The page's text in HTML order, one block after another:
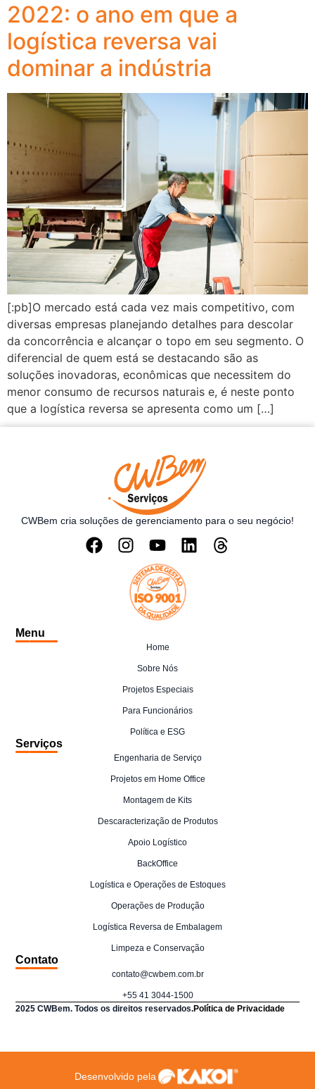
2022: o ano em que a
logística reversa vai
dominar a indústria
[:pb]O mercado está cada vez mais competitivo, com
diversas empresas planejando detalhes para descolar
da concorrência e alcançar o topo em seu segmento. O
diferencial de quem está se destacando são as
soluções inovadoras, econômicas que necessitem do
menor consumo de recursos naturais e, é neste ponto
que a logística reversa se apresenta como um […]
CWBem cria soluções de gerenciamento para o seu negócio!
Menu
Home
Sobre Nós
Projetos Especiais
Para Funcionários
Política e ESG
Serviços
Engenharia de Serviço
Projetos em Home Office
Montagem de Kits
Descaracterização de Produtos
Apoio Logístico
BackOffice
Logística e Operações de Estoques
Operações de Produção
Logística Reversa de Embalagem
Limpeza e Conservação
Contato
contato@cwbem.com.br
+55 41 3044-1500
2025 CWBem. Todos os direitos reservados.Política de Privacidade
Desenvolvido pela